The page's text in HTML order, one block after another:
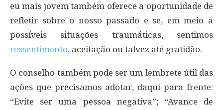
eu mais jovem também oferece a oportunidade de
refletir sobre o nosso passado e se, em meio a
possíveis situações traumáticas, sentimos
ressentimento, aceitação ou talvez até gratidão.
O conselho também pode ser um lembrete útil das
ações que precisamos adotar, daqui para frente:
“Evite ser uma pessoa negativa”; “Avance de